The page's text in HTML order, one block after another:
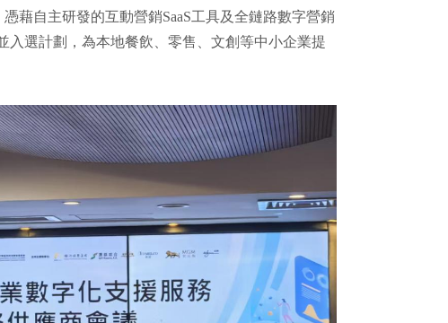
藉自主研發的互動營銷SaaS工具及全鏈路數字營銷
選計劃，為本地餐飲、零售、文創等中小企業提